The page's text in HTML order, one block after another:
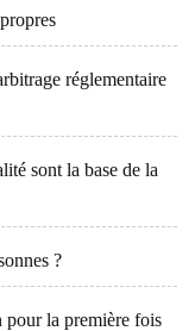
réglementaire
sont la base de la
?
pour la première fois